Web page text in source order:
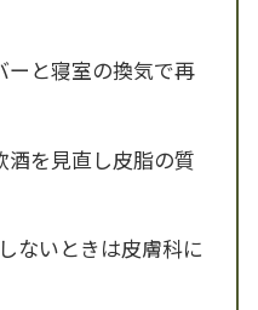
ーと寝室の換気で再
を見直し皮脂の質
ないときは皮膚科に